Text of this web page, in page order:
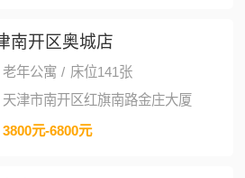
南开区奥城店
老年公寓 / 床位141张
天津市南开区红旗南路金庄大厦
3800元-6800元